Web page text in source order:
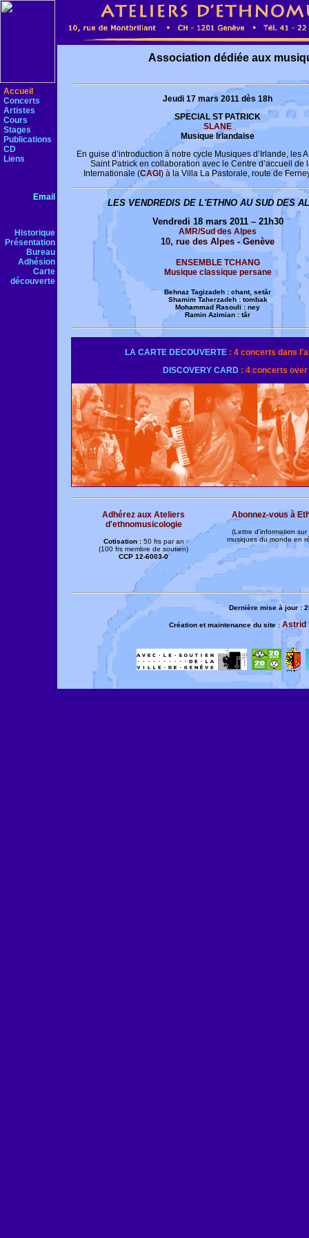
Accueil
Concerts
Artistes
Cours
Stages
Publications
CD
Liens
Email
Historique
Présentation
Bureau
Adhésion
Carte
découverte
Association dédiée aux
Jeudi 17 mars 2011 dès 18h
SPECIAL ST PATRICK
SLANE
Musique Irlandaise
En guise d’introduction à notre cycle Musiques d’Irlande, les
Saint Patrick en collaboration avec le Centre d’accueil de
Internationale (CAGI ) à la Villa La Pastorale, route de
LES VENDREDIS DE L'ETHNO AU SUD DES
Vendredi 18 mars 2011 – 21h30
AMR/Sud des Alpes
10, rue des Alpes - Genève
ENSEMBLE TCHANG
Musique classique persane
Behnaz Tagizadeh : chant, setâr
Shamim Taherzadeh : tombak
Mohammad Rasouli : ney
Ramin Azimian : târ
LA CARTE DECOUVERTE : 4 concerts dans
DISCOVERY CARD : 4 concerts
Adhérez aux Ateliers
d'ethnomusicologie
Cotisation :50 frs par an
(100 frs membre de soutien)
CCP 12-6003-0
Abonnez-vous à
(Lettre d'information
musiques du monde en
Dernière mise à jour :
Création et maintenance du site : Astrid